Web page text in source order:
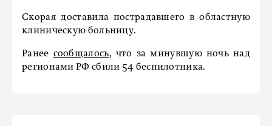
Скорая доставила пострадавшего в областную
клиническую больницу.
Ранее сообщалось, что за минувшую ночь над
регионами РФ сбили 54 беспилотника.